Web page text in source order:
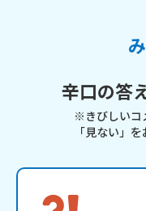
辛口の答
※きびしいコ
「見ない」